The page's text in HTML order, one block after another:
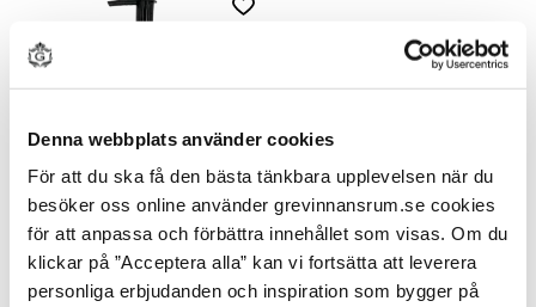
Denna webbplats använder cookies
För att du ska få den bästa tänkbara upplevelsen när du
besöker oss online använder grevinnansrum.se cookies
för att anpassa och förbättra innehållet som visas. Om du
klickar på ”Acceptera alla” kan vi fortsätta att leverera
personliga erbjudanden och inspiration som bygger på
HANDLOTION LOVELY
veganskt
Lägg till i favoriter